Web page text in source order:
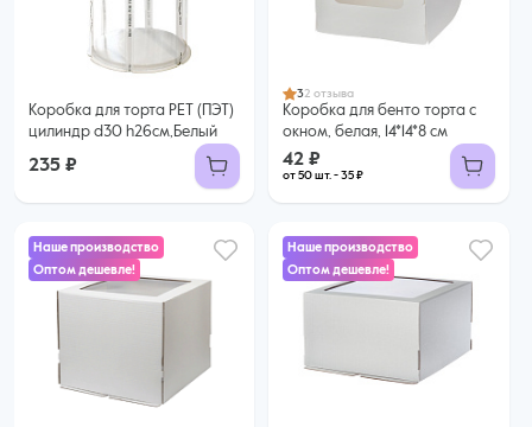
Коробка для торта РЕТ (ПЭТ)
цилиндр d30 h26см,Белый
235 ₽
32 отзыва
Коробка для бенто торта с
окном, белая, 14*14*8 см
42 ₽
от 50 шт. - 35 ₽
35 ₽ за шт. при заказе от 50 шт.
Купить оптом
Наше производство
Оптом дешевле!
89 ₽
79 ₽ за шт. при заказе от 50 шт.
Купить оптом
Наше производство
Оптом дешевле!
59 ₽ за шт. при заказе от 50 шт.
Купить оптом